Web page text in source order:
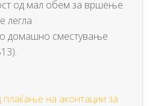
од мал обем за вршење
легла
домашно сместување
на аконтации за